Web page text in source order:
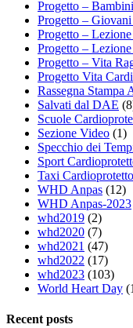
Progetto –
Progetto –
Progetto –
Progetto –
Progetto – Vita
Progetto Vita
Rassegna Stampa
Salvati dal DAE
Scuole
Sezione Video (1)
Specchio dei
Sport
Taxi Cardioprotetto
WHD Anpas (12)
WHD Anpas-2023
whd2019 (2)
whd2020 (7)
whd2021 (47)
whd2022 (17)
whd2023 (103)
World Heart Day
Recent posts